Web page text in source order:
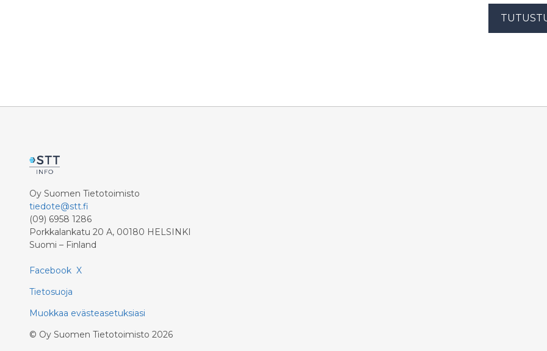
Oy Suomen Tietotoimisto
tiedote@stt.fi
(09) 6958 1286
Porkkalankatu 20 A, 00180 HELSINKI
Suomi – Finland
Facebook X
Tietosuoja
Muokkaa evästeasetuksiasi
© Oy Suomen Tietotoimisto 2026